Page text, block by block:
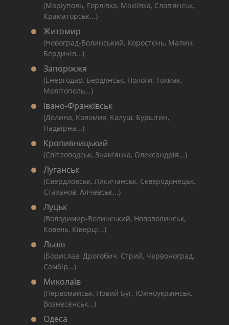
(Маріуполь, Горлівка, Макіївка, Слов'янськ,
Краматорськ...)
Житомир
(Новоград-Волинський, Коростень, Малин,
Бердичів...)
Запоріжжя
(Енергодар, Бердянськ, Пологи, Токмак,
Мелітополь...)
Івано-Франківськ
(Долина, Коломия, Калуш, Бурштин,
Надвірна...)
Кропивницький
(Світловодськ, Знам'янка, Олександрія...)
Луганськ
(Свердловськ, Лисичанськ, Сєвєродонецьк,
Стаханов, Алчевськ...)
Луцьк
(Володимир-Волинський, Нововолинськ,
Ковель, Ківерці...)
Львів
(Борислав, Дрогобич, Стрий, Червоноград,
Самбір...)
Миколаїв
(Первомайськ, Новий Буг, Южноукраїнськ,
Вознесенськ...)
Одеса